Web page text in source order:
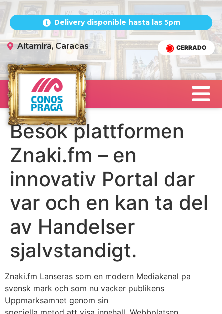
Delivery disponible hasta las 5pm
Altamira, Caracas CERRADO
Besok plattformen
Znaki.fm – en
innovativ Portal dar
var och en kan ta del
av Handelser
sjalvstandigt.
Znaki.fm Lanseras som en modern Mediakanal pa
svensk mark och som nu vacker publikens
Uppmarksamhet genom sin
speciella metod att visa innehall. Webbplatsen